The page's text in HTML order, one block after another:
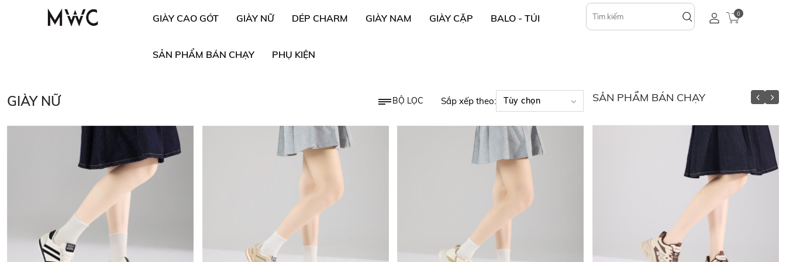
GIÀY CAO GÓT GIÀY NỮ DÉP CHARM GIÀY NAM GIÀY CẶP BALO - TÚI
SẢN PHẨM BÁN CHẠY PHỤ KIỆN
0
GIÀY NỮ BỘ LỌC Sắp xếp theo: SẢN PHẨM BÁN CHẠY